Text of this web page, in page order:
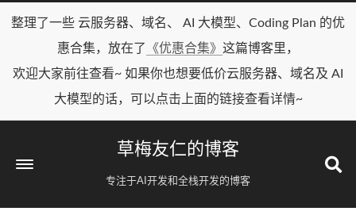
整理了一些 云服务器、域名、 AI 大模型、Coding Plan 的优
惠合集，放在了
《优惠合集》 这篇博客里，
欢迎大家前往查看~ 如果你也想要低价云服务器、域名及 AI
大模型的话，可以点击上面的链接查看详情~
草梅友仁的博客
专注于AI开发和全栈开发的博客